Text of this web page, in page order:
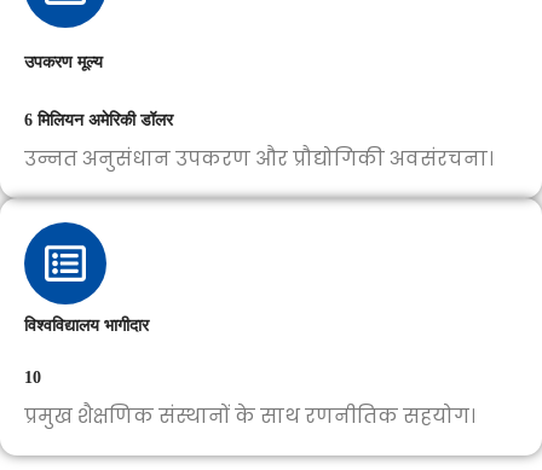
उपकरण मूल्य
6 मिलियन अमेरिकी डॉलर
उन्नत अनुसंधान उपकरण और प्रौद्योगिकी अवसंरचना।
विश्वविद्यालय भागीदार
10
प्रमुख शैक्षणिक संस्थानों के साथ रणनीतिक सहयोग।